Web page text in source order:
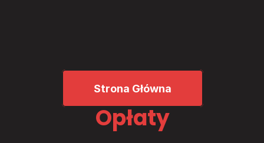
Strona Główna
Opłaty